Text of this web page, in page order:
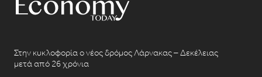
Στην κυκλοφορία ο νέος δρόμος Λάρνακας – Δεκέλειας
μετά από 26 χρόνια